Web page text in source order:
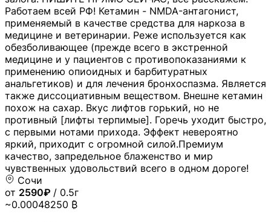
Работаем всей РФ! Кетамин - NMDA-антагонист,
применяемый в качестве средства для наркоза в
медицине и ветеринарии. Реже используется как
обезболивающее (прежде всего в экстренной
медицине и у пациентов с противопоказаниями к
применению опиоидных и барбитуратных
анальгетиков) и для лечения бронхоспазма. Является
также диссоциативным веществом. Внешне кетамин
похож на сахар. Вкус лифтов горький, но не
противный [лифты терпимые]. Горечь уходит быстро,
с первыми нотами прихода. Эффект невероятно
яркий, приходит с огромной силой.Премиум
качество, запредельное блаженство и мир
чувственных удовольствий всего в одном дороге!
Сочи
от 2590₽ / 0.5г
~0.00048250 ₿